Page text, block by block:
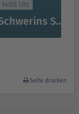
14:00 Uhr
Schwerins Schätze: Altstadt, Burggarten & Schloss
Seite drucken